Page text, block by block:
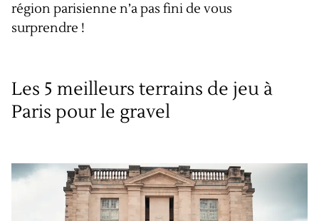
région parisienne n’a pas fini de vous
surprendre !
Les 5 meilleurs terrains de jeu à
Paris pour le gravel